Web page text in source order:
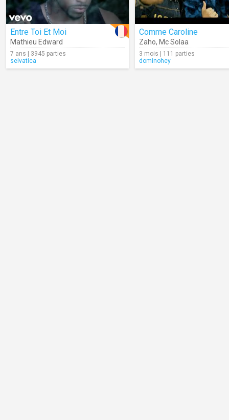
Entre Toi Et Moi
Mathieu Edward
7 ans | 3945 parties
selvatica
Comme Caroline
Zaho, Mc Solaa
3 mois | 111 parties
dominohey